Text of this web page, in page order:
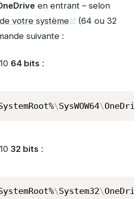
en entrant – selon
votre système
(64 ou 32
suivante :
64 bits:
\SysWOW64\ Copy
32 bits:
\System32\ Copy